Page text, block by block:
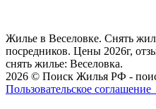
Жилье в Веселовке. Снять
посредников. Цены 2026г,
снять жилье: Веселовка.
2026 © Поиск Жилья РФ -
Пользовательское соглашение